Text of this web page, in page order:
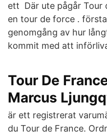
ett Där ute pågår Tour
en tour de force .
genomgång av hur
kommit med att
Tour De
Marcus
är ett registrerat
du Tour de France.